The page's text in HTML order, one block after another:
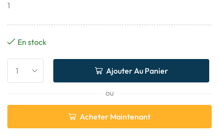
1
En stock
Ajouter Au Panier
OU
Acheter Maintenant